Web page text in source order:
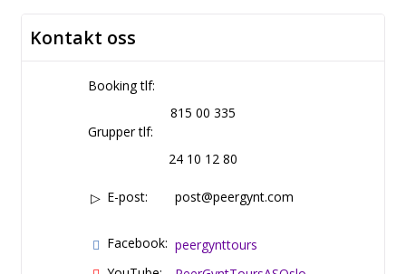
Kontakt oss
Booking tlf:
815 00 335
Grupper tlf:
24 10 12 80
E-post: post@peergynt.com
Facebook: peergynttours